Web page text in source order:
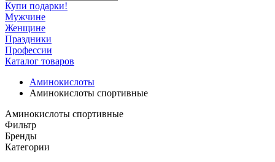
Купи подарки!
Мужчине
Женщине
Праздники
Профессии
Каталог товаров
Аминокислоты
Аминокислоты спортивные
Аминокислоты спортивные
Фильтр
Бренды
Категории